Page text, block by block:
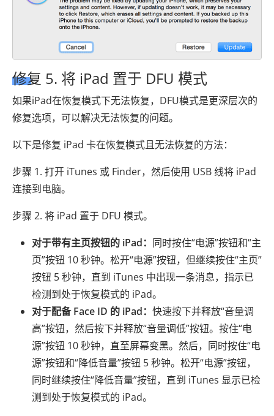
修复 5. 将 iPad 置于 DFU 模式
如果iPad在恢复模式下无法恢复，DFU模式是更深层次的
修复选项，可以解决无法恢复的问题。
以下是修复 iPad 卡在恢复模式且无法恢复的方法：
步骤 1. 打开 iTunes 或 Finder，然后使用 USB 线将 iPad
连接到电脑。
步骤 2. 将 iPad 置于 DFU 模式。
对于带有主页按钮的 iPad： 同时按住“电源”按钮和“主
页”按钮 10 秒钟。松开“电源”按钮，但继续按住“主页”
按钮 5 秒钟，直到 iTunes 中出现一条消息，指示已
检测到处于恢复模式的 iPad。
对于配备 Face ID 的 iPad： 快速按下并释放“音量调
高”按钮，然后按下并释放“音量调低”按钮。按住“电
源”按钮 10 秒钟，直至屏幕变黑。然后，同时按住“电
源”按钮和“降低音量”按钮 5 秒钟。松开“电源”按钮，
同时继续按住“降低音量”按钮，直到 iTunes 显示已检
测到处于恢复模式的 iPad。